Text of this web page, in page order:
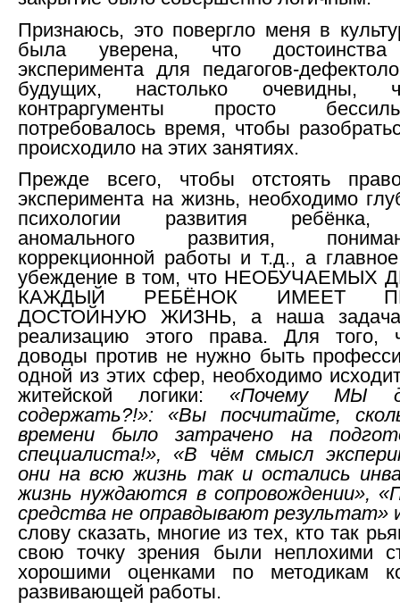
Признаюсь, это повергло меня в
была уверена, что достоинства
эксперимента для педагогов-
будущих, настолько очевидны,
контраргументы просто
потребовалось время, чтобы
происходило на этих занятиях.
Прежде всего, чтобы отстоять право
эксперимента на жизнь, необходимо
психологии развития ребёнка,
аномального развития,
коррекционной работы и т.д., а
убеждение в том, что НЕОБУЧАЕМЫХ
КАЖДЫЙ РЕБЁНОК ИМЕЕТ
ДОСТОЙНУЮ ЖИЗНЬ, а наша задача
реализацию этого права. Для того,
доводы против не нужно быть
одной из этих сфер, необходимо
житейской логики: «Почему МЫ
содержать?!»: «Вы посчитайте,
времени было затрачено на
специалиста!», «В чём смысл
они на всю жизнь так и остались
жизнь нуждаются в сопровождении»,
средства не оправдывают результат»
слову сказать, многие из тех, кто так
свою точку зрения были неплохими
хорошими оценками по методикам
развивающей работы.